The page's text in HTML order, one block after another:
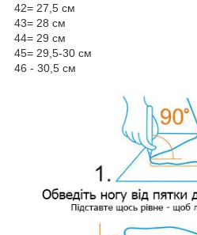
42= 27,5 см
43= 28 см
44= 29 см
45= 29,5-30 см
46 - 30,5 см